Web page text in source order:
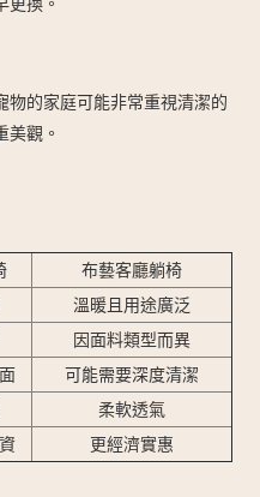
物的家庭可能非常重視清潔的
美觀。
布藝客廳躺椅
溫暖且用途廣泛
因面料類型而異
可能需要深度清潔
柔軟透氣
更經濟實惠